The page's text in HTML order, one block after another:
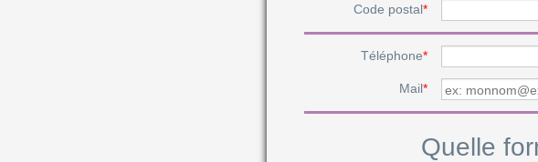
Code postal*
Téléphone*
Mail*
Quelle